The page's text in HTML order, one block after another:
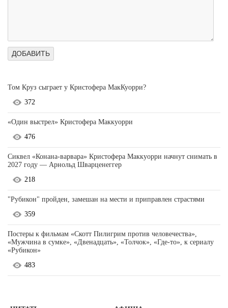
Том Круз сыграет у Кристофера МакКуорри?
372
«Один выстрел» Кристофера Маккуорри
476
Сиквел «Конана-варвара» Кристофера Маккуорри начнут снимать в
2027 году — Арнольд Шварценеггер
218
"Рубикон" пройден, замешан на мести и приправлен страстями
359
Постеры к фильмам «Скотт Пилигрим против человечества»,
«Мужчина в сумке», «Двенадцать», «Толчок», «Где-то», к сериалу
«Рубикон»
483